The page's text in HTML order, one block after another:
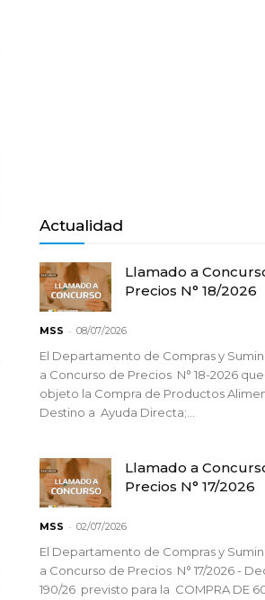
Actualidad
Llamado a
Precios N° 18/2026
MSS - 08/07/2026
El Departamento de Compras y
a Concurso de Precios N° 18-2026
objeto la Compra de Productos
Destino a Ayuda Directa;...
Llamado a
Precios N° 17/2026
MSS - 02/07/2026
El Departamento de Compras y
a Concurso de Precios N° 17/2026 -
190/26 previsto para la COMPRA DE